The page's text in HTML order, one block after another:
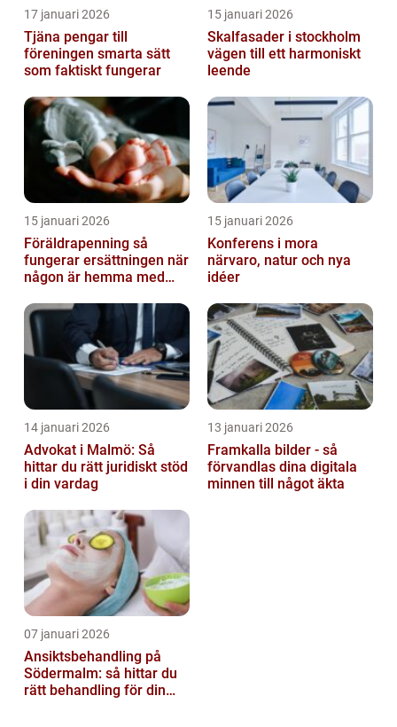
17 januari 2026
Tjäna pengar till
föreningen smarta sätt
som faktiskt fungerar
15 januari 2026
Skalfasader i stockholm
vägen till ett harmoniskt
leende
15 januari 2026
Föräldrapenning så
fungerar ersättningen när
någon är hemma med
15 januari 2026
Konferens i mora
närvaro, natur och nya
idéer
14 januari 2026
Advokat i Malmö: Så
hittar du rätt juridiskt stöd
i din vardag
13 januari 2026
Framkalla bilder - så
förvandlas dina digitala
minnen till något äkta
07 januari 2026
Ansiktsbehandling på
Södermalm: så hittar du
rätt behandling för din